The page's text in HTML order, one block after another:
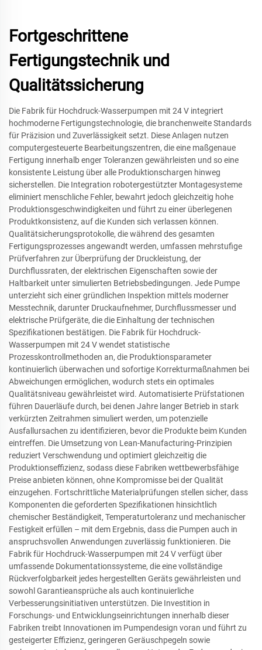
Fortgeschrittene
Fertigungstechnik und
Qualitätssicherung
Die Fabrik für Hochdruck-Wasserpumpen mit 24 V integriert
hochmoderne Fertigungstechnologie, die branchenweite Standards
für Präzision und Zuverlässigkeit setzt. Diese Anlagen nutzen
computergesteuerte Bearbeitungszentren, die eine maßgenaue
Fertigung innerhalb enger Toleranzen gewährleisten und so eine
konsistente Leistung über alle Produktionschargen hinweg
sicherstellen. Die Integration robotergestützter Montagesysteme
eliminiert menschliche Fehler, bewahrt jedoch gleichzeitig hohe
Produktionsgeschwindigkeiten und führt zu einer überlegenen
Produktkonsistenz, auf die Kunden sich verlassen können.
Qualitätsicherungsprotokolle, die während des gesamten
Fertigungsprozesses angewandt werden, umfassen mehrstufige
Prüfverfahren zur Überprüfung der Druckleistung, der
Durchflussraten, der elektrischen Eigenschaften sowie der
Haltbarkeit unter simulierten Betriebsbedingungen. Jede Pumpe
unterzieht sich einer gründlichen Inspektion mittels moderner
Messtechnik, darunter Druckaufnehmer, Durchflussmesser und
elektrische Prüfgeräte, die die Einhaltung der technischen
Spezifikationen bestätigen. Die Fabrik für Hochdruck-
Wasserpumpen mit 24 V wendet statistische
Prozesskontrollmethoden an, die Produktionsparameter
kontinuierlich überwachen und sofortige Korrekturmaßnahmen bei
Abweichungen ermöglichen, wodurch stets ein optimales
Qualitätsniveau gewährleistet wird. Automatisierte Prüfstationen
führen Dauerläufe durch, bei denen Jahre langer Betrieb in stark
verkürzten Zeitrahmen simuliert werden, um potenzielle
Ausfallursachen zu identifizieren, bevor die Produkte beim Kunden
eintreffen. Die Umsetzung von Lean-Manufacturing-Prinzipien
reduziert Verschwendung und optimiert gleichzeitig die
Produktionseffizienz, sodass diese Fabriken wettbewerbsfähige
Preise anbieten können, ohne Kompromisse bei der Qualität
einzugehen. Fortschrittliche Materialprüfungen stellen sicher, dass
Komponenten die geforderten Spezifikationen hinsichtlich
chemischer Beständigkeit, Temperaturtoleranz und mechanischer
Festigkeit erfüllen – mit dem Ergebnis, dass die Pumpen auch in
anspruchsvollen Anwendungen zuverlässig funktionieren. Die
Fabrik für Hochdruck-Wasserpumpen mit 24 V verfügt über
umfassende Dokumentationssysteme, die eine vollständige
Rückverfolgbarkeit jedes hergestellten Geräts gewährleisten und
sowohl Garantieansprüche als auch kontinuierliche
Verbesserungsinitiativen unterstützen. Die Investition in
Forschungs- und Entwicklungseinrichtungen innerhalb dieser
Fabriken treibt Innovationen im Pumpendesign voran und führt zu
gesteigerter Effizienz, geringeren Geräuschpegeln sowie